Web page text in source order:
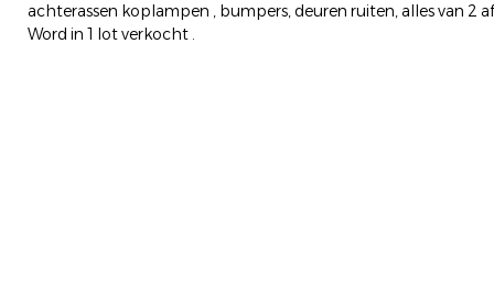
achterassen koplampen , bumpers, deuren ruiten, alles van 2
Word in 1 lot verkocht .